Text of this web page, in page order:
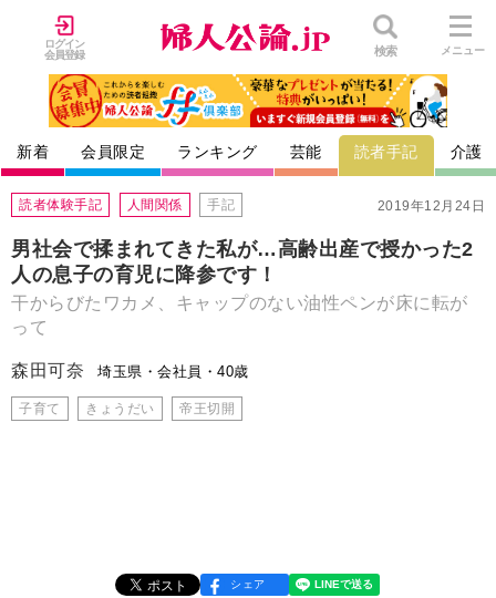
ログイン
会員登録
検索 メニュー
新着 会員限定 ランキング 芸能 読者手記 介護
2019年12月24日
読者体験手記 人間関係 手記
男社会で揉まれてきた私が…高齢出産で授かった2
人の息子の育児に降参です！
干からびたワカメ、キャップのない油性ペンが床に転が
って
森田可奈 埼玉県・会社員・40歳
子育て きょうだい 帝王切開
シェア